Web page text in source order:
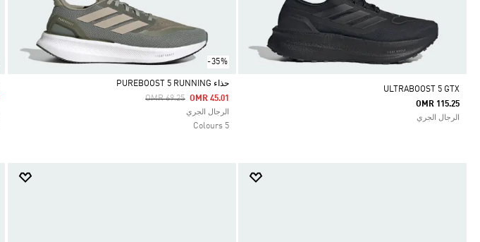
ULTRABOOST 5 GTX
OMR 115.25
الرجال الجري
-35%
Selected
حذاء PUREBOOST 5 RUNNING
Price Reduced From
OMR 69.25ToOMR 45.01
الرجال الجري
5 Colours